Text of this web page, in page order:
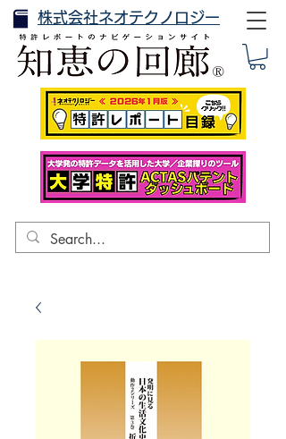
株式会社ネオテクノロジー